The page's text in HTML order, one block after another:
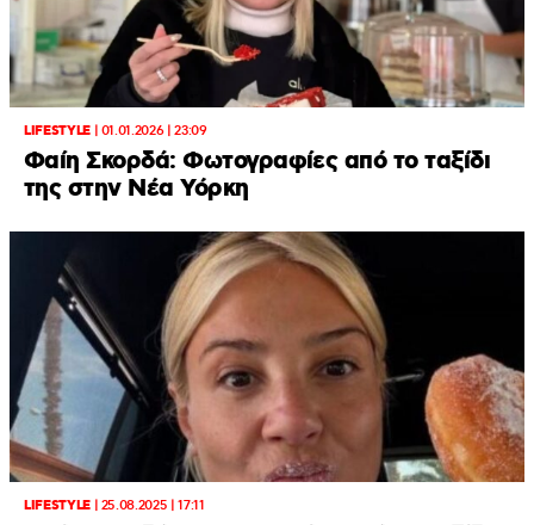
LIFESTYLE| 01.01.2026 | 23:09
Φαίη Σκορδά: Φωτογραφίες από το ταξίδι
της στην Νέα Υόρκη
LIFESTYLE| 25.08.2025 | 17:11